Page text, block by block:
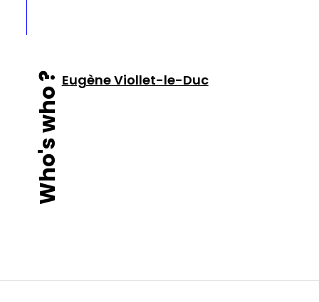
Who's who ? Eugène Viollet-le-Duc